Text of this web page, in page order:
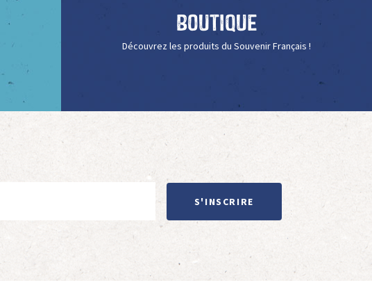
Boutique
Découvrez les produits du Souvenir Français !
S'INSCRIRE